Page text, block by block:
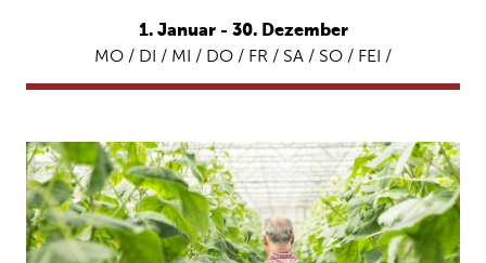
1. Januar - 30. Dezember
MO / DI / MI / DO / FR / SA / SO / FEI /